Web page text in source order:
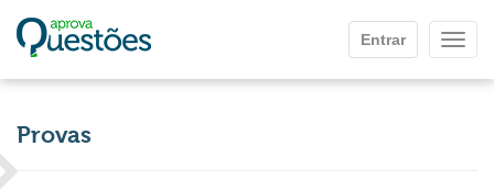
Entrar
Provas